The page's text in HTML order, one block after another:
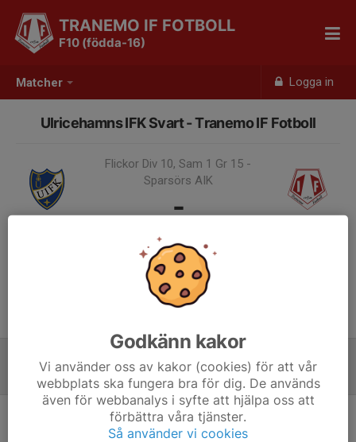
Matcher Logga in
TRANEMO IF FOTBOLL
F10 (födda-16)
Ulricehamns IFK Svart - Tranemo IF Fotboll
Flickor Div 10, Sam 1 Gr 15 -
Sparsörs AIK
-
Laguppställning
Ingen uppställning ifylld
Godkänn kakor
Vi använder oss av kakor (cookies) för att vår
webbplats ska fungera bra för dig. De används
även för webbanalys i syfte att hjälpa oss att
förbättra våra tjänster.
Så använder vi cookies